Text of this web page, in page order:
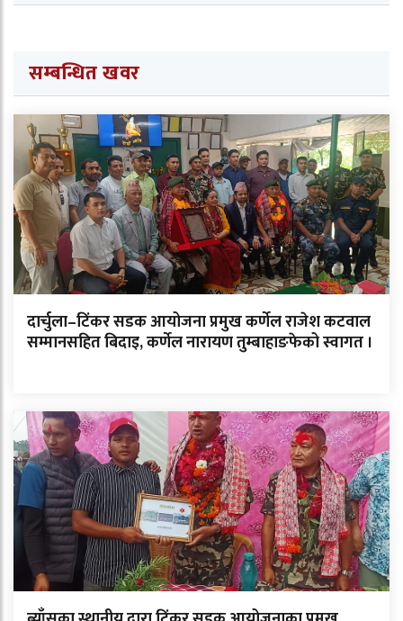
सम्बन्धित खवर
दार्चुला–टिंकर सडक आयोजना प्रमुख कर्णेल राजेश कटवाल
सम्मानसहित बिदाइ, कर्णेल नारायण तुम्बाहाङफेको स्वागत ।